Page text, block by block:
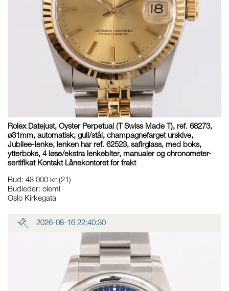
Rolex Datejust, Oyster Perpetual (T Swiss Made T), ref. 68273,
ø31mm, automatisk, gull/stål, champagnefarget urskive,
Jubilee-lenke, lenken har ref. 62523, safirglass, med boks,
ytterboks, 4 løse/ekstra lenkebiter, manualer og chronometer-
sertifikat Kontakt Lånekontoret for frakt
Bud: 43 000 kr (21)
Budleder: oleml
Oslo Kirkegata
2026-08-16 22:40:30